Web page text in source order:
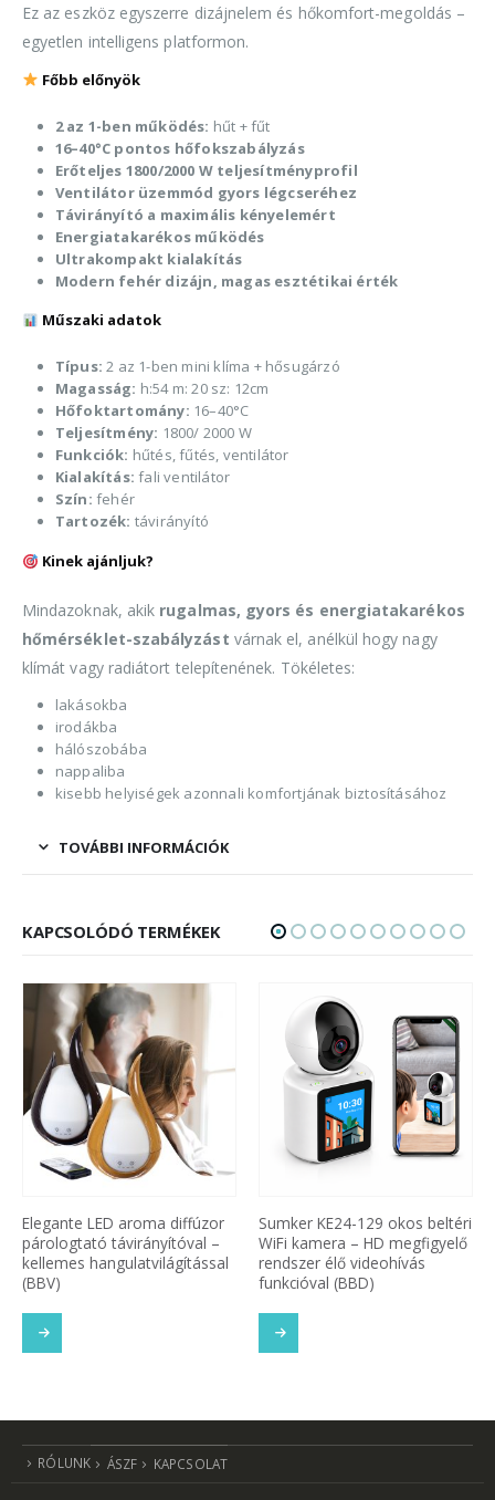
Ez az eszköz egyszerre dizájnelem és hőkomfort-megoldás –
egyetlen intelligens platformon.
Főbb előnyök
2 az 1-ben működés: hűt + fűt
16–40°C pontos hőfokszabályzás
Erőteljes 1800/2000 W teljesítményprofil
Ventilátor üzemmód gyors légcseréhez
Távirányító a maximális kényelemért
Energiatakarékos működés
Ultrakompakt kialakítás
Modern fehér dizájn, magas esztétikai érték
Műszaki adatok
Típus: 2 az 1-ben mini klíma + hősugárzó
Magasság: h:54 m: 20 sz: 12cm
Hőfoktartomány: 16–40°C
Teljesítmény: 1800/ 2000 W
Funkciók: hűtés, fűtés, ventilátor
Kialakítás: fali ventilátor
Szín: fehér
Tartozék: távirányító
Kinek ajánljuk?
Mindazoknak, akik rugalmas, gyors és energiatakarékos
hőmérséklet-szabályzást várnak el, anélkül hogy nagy
klímát vagy radiátort telepítenének. Tökéletes:
lakásokba
irodákba
hálószobába
nappaliba
kisebb helyiségek azonnali komfortjának biztosításához
TOVÁBBI INFORMÁCIÓK
KAPCSOLÓDÓ TERMÉKEK
Elegante LED aroma diffúzor
párologtató távirányítóval –
kellemes hangulatvilágítással
(BBV)
Sumker KE24-129 okos beltéri
WiFi kamera – HD megfigyelő
rendszer élő videohívás
funkcióval (BBD)
RÓLUNK ÁSZF KAPCSOLAT